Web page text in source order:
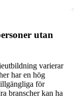
utan
varierar
har en hög
för
branscher kan ha